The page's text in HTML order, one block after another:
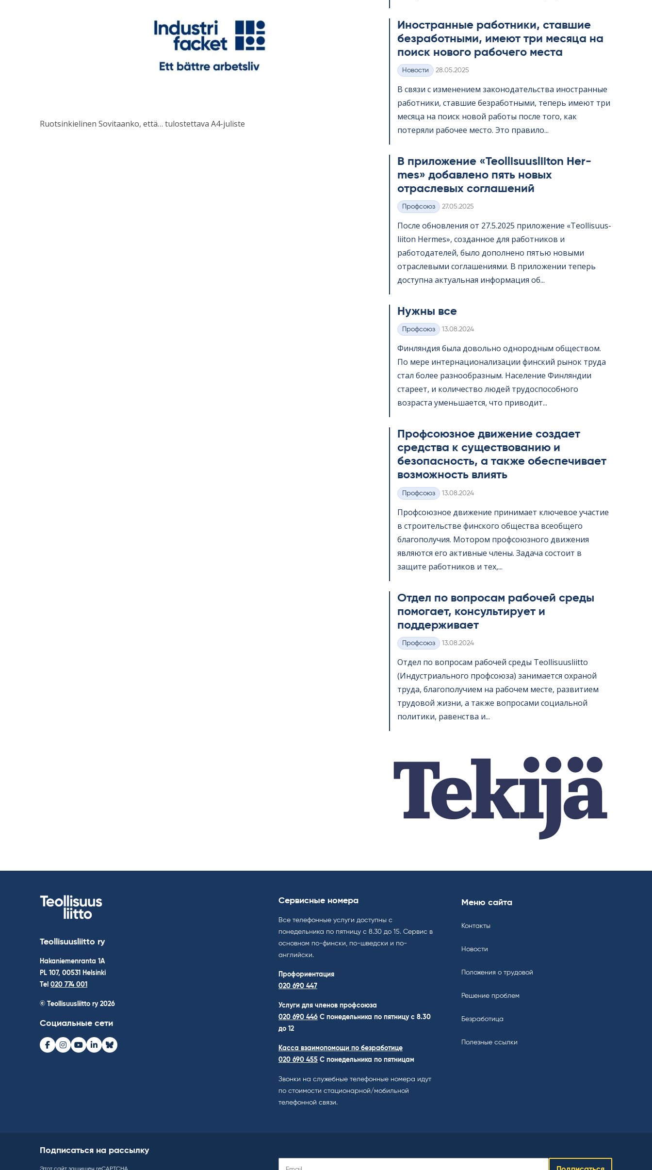
Ruotsinkielinen Sovitaanko, että… tulostettava A4-juliste
Иностранные работники, ставшие
безработными, имеют три месяца на
поиск нового рабочего места
Категории
Hовости Kirjoitettu
28.05.2025
В связи с изменением законодательства иностранные
работники, ставшие безработными, теперь имеют три
месяца на поиск новой работы после того, как
потеряли рабочее место. Это правило...
В приложение «Teol­li­suus­lii­ton Her­
mes» добавлено пять новых
отраслевых соглашений
Категории
Профсоюз Kirjoitettu
27.05.2025
После обновления от 27.5.2025 приложение «Teol­li­suus­
lii­ton Her­mes», созданное для работников и
работодателей, было дополнено пятью новыми
отраслевыми соглашениями. В приложении теперь
доступна актуальная информация об...
Нужны все
Категории
Профсоюз Kirjoitettu
13.08.2024
Финляндия была довольно однородным обществом.
По мере интернационализации финский рынок труда
стал более разнообразным. Население Финляндии
стареет, и количество людей трудоспособного
возраста уменьшается, что приводит...
Профсоюзное движение создает
средства к существованию и
безопасность, а также обеспечивает
возможность влиять
Категории
Профсоюз Kirjoitettu
13.08.2024
Профсоюзное движение принимает ключевое участие
в строительстве финского общества всеобщего
благополучия. Мотором профсоюзного движения
являются его активные члены. Задача состоит в
защите работников и тех,...
Отдел по вопросам рабочей среды
помогает, консультирует и
поддерживает
Категории
Профсоюз Kirjoitettu
13.08.2024
Отдел по вопросам рабочей среды Teol­li­suus­liitto
(Индустриального профсоюза) занимается охраной
труда, благополучием на рабочем месте, развитием
трудовой жизни, а также вопросами социальной
политики, равенства и...
Teollisuusliitto ry
Hakaniemenranta 1A
PL 107, 00531 Helsinki
Tel 020 774 001
© Teollisuusliitto ry 2026
Социальные сети
Facebook
Instagram
Youtube
LinkedInBluesky
Сервисные номера
Все телефонные услуги доступны с
понедельника по пятницу с 8.30 до 15. Cервис в
основном по-фински, по-шведски и по-
английски.
Профориентация
020 690 447
Услуги для членов профсоюза
020 690 446 C понедельника по пятницу с 8.30
до 12
Касса взаимопомощи по безработице
020 690 455 С понедельника по пятницам
Звонки на служебные телефонные номера идут
по стоимости стационарной/мобильной
телефонной связи.
Меню сайта
Контакты
Новости
Положения о трудовой
Решение проблем
Безработица
Полезные ссылки
Подписаться на рассылку